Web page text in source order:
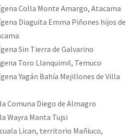
Colla Monte Amargo, Atacama
Diaguita Emma Piñones hijos de
Sin Tierra de Galvarino
Toro Llanquimil, Temuco
Yagán Bahía Mejillones de Villa
Comuna Diego de Almagro
Wayra Manta Tujsi
Lican, territorio Mañiuco,